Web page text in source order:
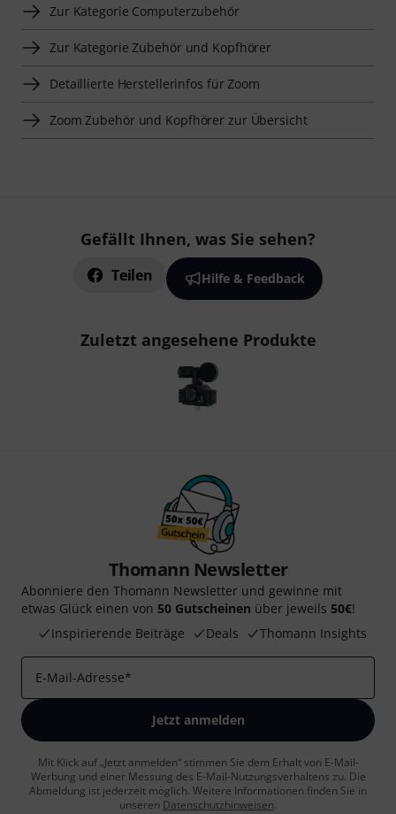
Zur Kategorie Computerzubehör
Zur Kategorie Zubehör und Kopfhörer
Detaillierte Herstellerinfos für Zoom
Zoom Zubehör und Kopfhörer zur Übersicht
Gefällt Ihnen, was Sie sehen?
Teilen Hilfe & Feedback
Zuletzt angesehene Produkte
Thomann Newsletter
Abonniere den Thomann Newsletter und gewinne mit
etwas Glück einen von 50 Gutscheinen über jeweils 50€!
Inspirierende Beiträge
Deals Thomann Insights
E-Mail-Adresse*
Jetzt anmelden
Mit Klick auf „Jetzt anmelden“ stimmen Sie dem Erhalt von E-Mail-
Werbung und einer Messung des E-Mail-Nutzungsverhaltens zu. Die
Abmeldung ist jederzeit möglich. Weitere Informationen finden Sie in
unseren Datenschutzhinweisen.